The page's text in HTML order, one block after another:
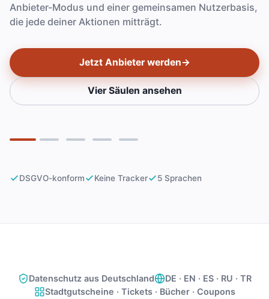
Anbieter-Modus und einer gemeinsamen Nutzerbasis,
die jede deiner Aktionen mitträgt.
Jetzt Anbieter werden→
Vier Säulen ansehen
Slide 1Slide 2Slide 3Slide 4Slide 5
DSGVO-konform Keine Tracker 5 Sprachen
Datenschutz aus Deutschland
DE · EN · ES · RU · TR
Stadtgutscheine · Tickets · Bücher · Coupons